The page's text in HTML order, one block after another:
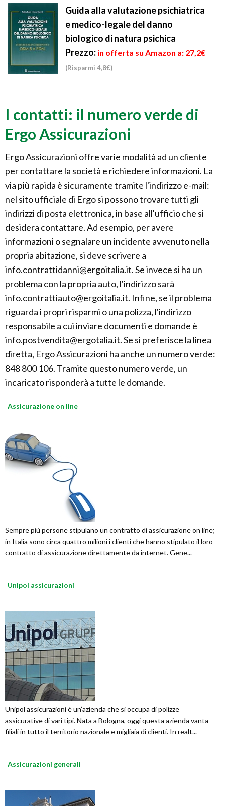
Guida alla valutazione psichiatrica
e medico-legale del danno
biologico di natura psichica
Prezzo: in offerta su Amazon a: 27,2€
(Risparmi 4,8€)
I contatti: il numero verde di
Ergo Assicurazioni
Ergo Assicurazioni offre varie modalità ad un cliente
per contattare la società e richiedere informazioni. La
via più rapida è sicuramente tramite l'indirizzo e-mail:
nel sito ufficiale di Ergo si possono trovare tutti gli
indirizzi di posta elettronica, in base all'ufficio che si
desidera contattare. Ad esempio, per avere
informazioni o segnalare un incidente avvenuto nella
propria abitazione, si deve scrivere a
info.contrattidanni@ergoitalia.it. Se invece si ha un
problema con la propria auto, l'indirizzo sarà
info.contrattiauto@ergoitalia.it. Infine, se il problema
riguarda i propri risparmi o una polizza, l'indirizzo
responsabile a cui inviare documenti e domande è
info.postvendita@ergotalia.it. Se si preferisce la linea
diretta, Ergo Assicurazioni ha anche un numero verde:
848 800 106. Tramite questo numero verde, un
incaricato risponderà a tutte le domande.
Assicurazione on line
Sempre più persone stipulano un contratto di assicurazione on line;
in Italia sono circa quattro milioni i clienti che hanno stipulato il loro
contratto di assicurazione direttamente da internet. Gene...
Unipol assicurazioni
Unipol assicurazioni è un’azienda che si occupa di polizze
assicurative di vari tipi. Nata a Bologna, oggi questa azienda vanta
filiali in tutto il territorio nazionale e migliaia di clienti. In realt...
Assicurazioni generali